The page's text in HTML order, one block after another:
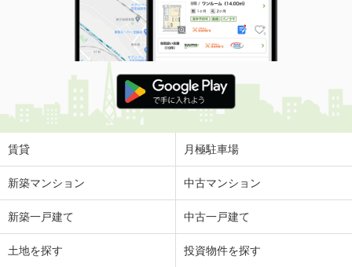
専有面積 75.03m²
間取り
3LDK
福岡県福岡市中央区六本松３
価 格
4,898万円
住 所
福岡県福岡市中央区六本松３
専有面積
福岡県福岡市中央区六本松３
4,898万円
賃貸 月極駐車場
新築マンション 中古マンション
新築一戸建て 中古一戸建て
土地を探す 投資物件を探す